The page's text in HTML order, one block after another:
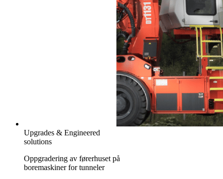
Upgrades & Engineered
solutions
Oppgradering av førerhuset på
boremaskiner for tunneler